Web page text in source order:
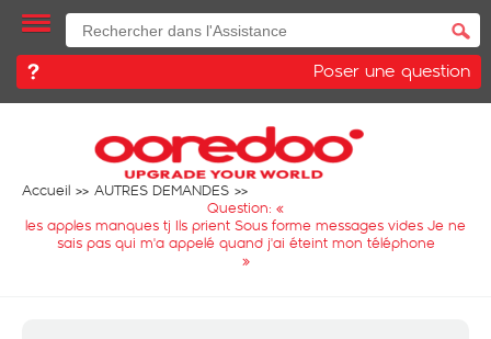
Poser une question
Accueil
AUTRES DEMANDES
Question: «
les apples manques tj Ils prient Sous forme messages vides Je ne
sais pas qui m'a appelé quand j'ai éteint mon téléphone
»